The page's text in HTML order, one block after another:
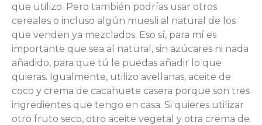
que utilizo. Pero también podrías usar otros
cereales o incluso algún muesli al natural de los
que venden ya mezclados. Eso sí, para mí es
importante que sea al natural, sin azúcares ni nada
añadido, para que tú le puedas añadir lo que
quieras. Igualmente, utilizo avellanas, aceite de
coco y crema de cacahuete casera porque son tres
ingredientes que tengo en casa. Si quieres utilizar
otro fruto seco, otro aceite vegetal y otra crema de